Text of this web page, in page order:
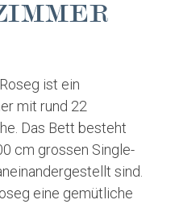
ist ein
mit rund 22
Das Bett besteht
cm grossen Single-
sind.
eine gemütliche